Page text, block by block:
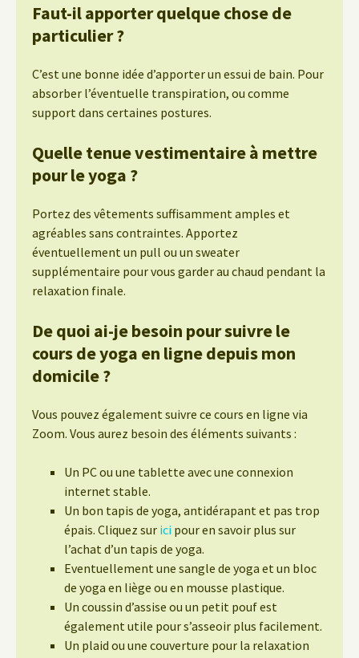
Faut-il apporter quelque chose de
particulier ?
C’est une bonne idée d’apporter un essui de bain. Pour
absorber l’éventuelle transpiration, ou comme
support dans certaines postures.
Quelle tenue vestimentaire à mettre
pour le yoga ?
Portez des vêtements suffisamment amples et
agréables sans contraintes. Apportez
éventuellement un pull ou un sweater
supplémentaire pour vous garder au chaud pendant la
relaxation finale.
De quoi ai-je besoin pour suivre le
cours de yoga en ligne depuis mon
domicile ?
Vous pouvez également suivre ce cours en ligne via
Zoom. Vous aurez besoin des éléments suivants :
Un PC ou une tablette avec une connexion
internet stable.
Un bon tapis de yoga, antidérapant et pas trop
épais. Cliquez sur ici pour en savoir plus sur
l’achat d’un tapis de yoga.
Eventuellement une sangle de yoga et un bloc
de yoga en liège ou en mousse plastique.
Un coussin d’assise ou un petit pouf est
également utile pour s’asseoir plus facilement.
Un plaid ou une couverture pour la relaxation